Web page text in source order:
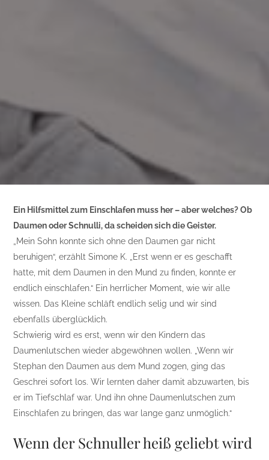
Ein Hilfsmittel zum Einschlafen muss her – aber welches? Ob
Daumen oder Schnulli, da scheiden sich die Geister.
„Mein Sohn konnte sich ohne den Daumen gar nicht
beruhigen“, erzählt Simone K. „Erst wenn er es geschafft
hatte, mit dem Daumen in den Mund zu finden, konnte er
endlich einschlafen.“ Ein herrlicher Moment, wie wir alle
wissen. Das Kleine schläft endlich selig und wir sind
ebenfalls überglücklich.
Schwierig wird es erst, wenn wir den Kindern das
Daumenlutschen wieder abgewöhnen wollen. „Wenn wir
Stephan den Daumen aus dem Mund zogen, ging das
Geschrei sofort los. Wir lernten daher damit abzuwarten, bis
er im Tiefschlaf war. Und ihn ohne Daumenlutschen zum
Einschlafen zu bringen, das war lange ganz unmöglich.“
Wenn der Schnuller heiß geliebt wird